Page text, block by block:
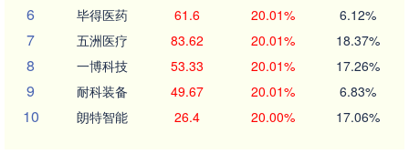
6 毕得医药 61.6 20.01% 6.12%
7 五洲医疗 83.62 20.01% 18.37%
8 一博科技 53.33 20.01% 17.26%
9 耐科装备 49.67 20.01% 6.83%
10 朗特智能 26.4 20.00% 17.06%